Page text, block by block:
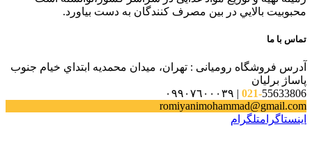
محبوبيت بالايي در بين مصرف كنندگان به دست بياورد.
تماس با ما
آدرس فروشگاه رومیانی : تهران، ميدان محمديه ابتداي خيام جنوب
پاساژ برليان
021-55633806 | ٠٩٩٠٧٦٠٠٠٣٩
romiyanimohammad@gmail.com
اینستاگرامتلگرام